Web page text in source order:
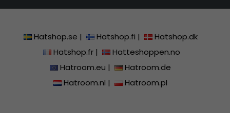
Hatshop.se | Hatshop.fi |
Hatshop.dk
Hatshop.fr|
Hatteshoppen.no
Hatroom.eu |
Hatroom.de
Hatroom.nl | Hatroom.pl